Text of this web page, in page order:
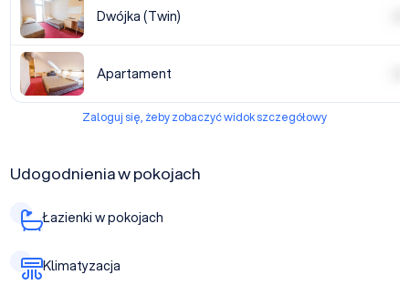
Dwójka (Twin)
Apartament
Zaloguj się, żeby zobaczyć widok szczegółowy
Udogodnienia w pokojach
Łazienki w pokojach
Klimatyzacja